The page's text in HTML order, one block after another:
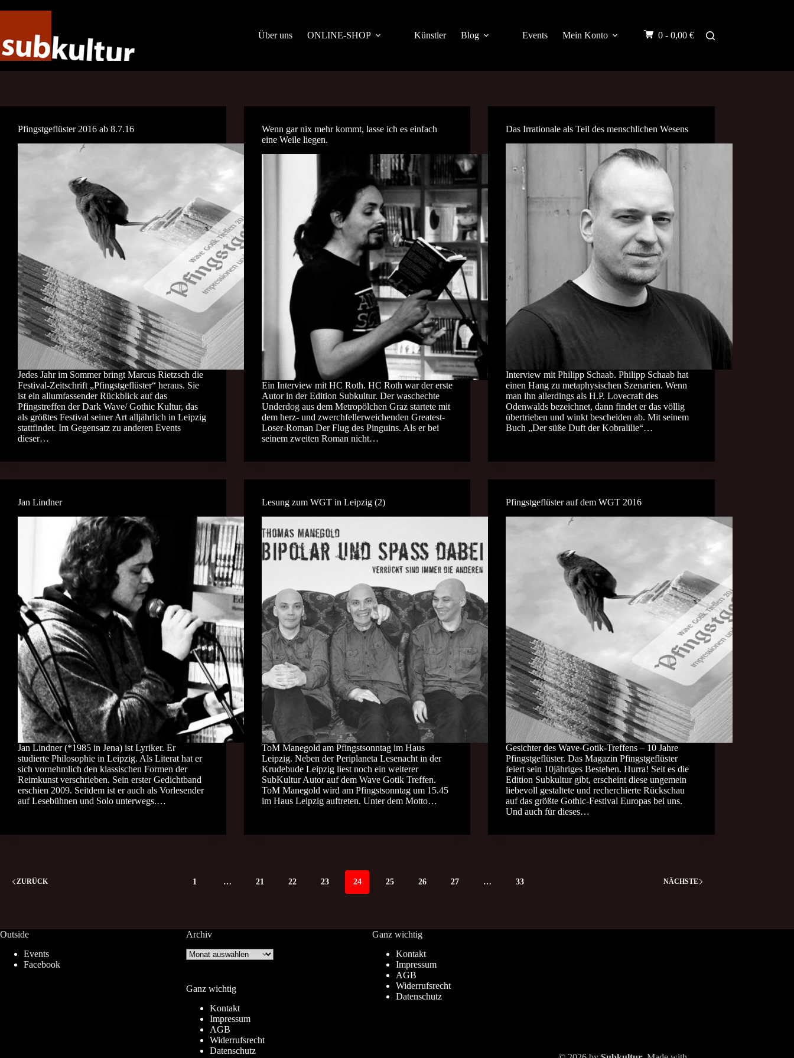
Über uns
ONLINE-SHOP Künstler Blog Events Mein Konto 0 - 0,00 €
Pfingstgeflüster 2016 ab 8.7.16
Jedes Jahr im Sommer bringt Marcus Rietzsch die
Festival-Zeitschrift „Pfingstgeflüster“ heraus. Sie
ist ein allumfassender Rückblick auf das
Pfingstreffen der Dark Wave/ Gothic Kultur, das
als größtes Festival seiner Art alljährlich in Leipzig
stattfindet. Im Gegensatz zu anderen Events
dieser…
Wenn gar nix mehr kommt, lasse ich es einfach
eine Weile liegen.
Ein Interview mit HC Roth. HC Roth war der erste
Autor in der Edition Subkultur. Der waschechte
Underdog aus dem Metropölchen Graz startete mit
dem herz- und zwerchfellerweichenden Greatest-
Loser-Roman Der Flug des Pinguins. Als er bei
seinem zweiten Roman nicht…
Das Irrationale als Teil des menschlichen Wesens
Interview mit Philipp Schaab. Philipp Schaab hat
einen Hang zu metaphysischen Szenarien. Wenn
man ihn allerdings als H.P. Lovecraft des
Odenwalds bezeichnet, dann findet er das völlig
übertrieben und winkt bescheiden ab. Mit seinem
Buch „Der süße Duft der Kobralilie“…
Jan Lindner
Jan Lindner (*1985 in Jena) ist Lyriker. Er
studierte Philosophie in Leipzig. Als Literat hat er
sich vornehmlich den klassischen Formen der
Reimkunst verschrieben. Sein erster Gedichtband
erschien 2009. Seitdem ist er auch als Vorlesender
auf Lesebühnen und Solo unterwegs.…
Lesung zum WGT in Leipzig (2)
ToM Manegold am Pfingstsonntag im Haus
Leipzig. Neben der Periplaneta Lesenacht in der
Krudebude Leipzig liest noch ein weiterer
SubKultur Autor auf dem Wave Gotik Treffen.
ToM Manegold wird am Pfingstsonntag um 15.45
im Haus Leipzig auftreten. Unter dem Motto…
Pfingstgeflüster auf dem WGT 2016
Gesichter des Wave-Gotik-Treffens – 10 Jahre
Pfingstgeflüster. Das Magazin Pfingstgeflüster
feiert sein 10jähriges Bestehen. Hurra! Seit es die
Edition Subkultur gibt, erscheint diese ungemein
liebevoll gestaltete und recherchierte Rückschau
auf das größte Gothic-Festival Europas bei uns.
Und auch für dieses…
ZURÜCK 1 … 21 22 23 24 25 26 27 … 33 NÄCHSTE
Outside
Events
Facebook
Archiv
Archiv
Ganz wichtig
Kontakt
Impressum
AGB
Widerrufsrecht
Datenschutz
Ganz wichtig
Kontakt
Impressum
AGB
Widerrufsrecht
Datenschutz